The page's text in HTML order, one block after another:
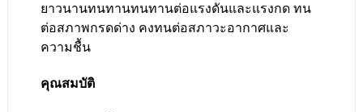
ยาวนานทนทานทนทานต่อแรงดันและแรงกด ทน
ต่อสภาพกรดด่าง คงทนต่อสภาวะอากาศและ
ความชื้น
คุณสมบัติ